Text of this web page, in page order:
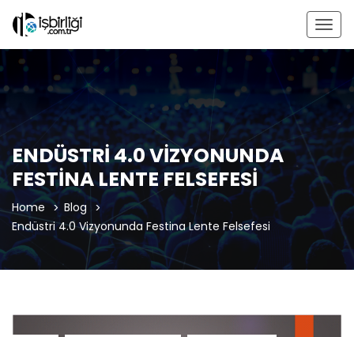
ENDÜSTRI 4.0 VIZYONUNDA
FESTINA LENTE FELSEFESI
Home
Blog
Endüstri 4.0 Vizyonunda Festina Lente Felsefesi